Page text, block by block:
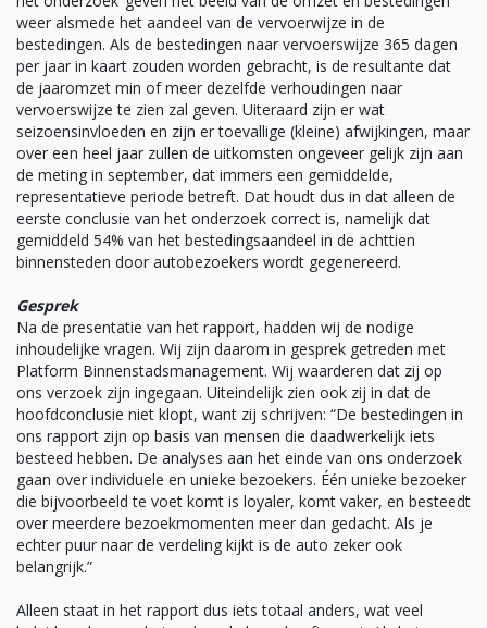
weer alsmede het aandeel van de vervoerwijze in de
bestedingen. Als de bestedingen naar vervoerswijze 365 dagen
per jaar in kaart zouden worden gebracht, is de resultante dat
de jaaromzet min of meer dezelfde verhoudingen naar
vervoerswijze te zien zal geven. Uiteraard zijn er wat
seizoensinvloeden en zijn er toevallige (kleine) afwijkingen, maar
over een heel jaar zullen de uitkomsten ongeveer gelijk zijn aan
de meting in september, dat immers een gemiddelde,
representatieve periode betreft. Dat houdt dus in dat alleen de
eerste conclusie van het onderzoek correct is, namelijk dat
gemiddeld 54% van het bestedingsaandeel in de achttien
binnensteden door autobezoekers wordt gegenereerd.
Gesprek
Na de presentatie van het rapport, hadden wij de nodige
inhoudelijke vragen. Wij zijn daarom in gesprek getreden met
Platform Binnenstadsmanagement. Wij waarderen dat zij op
ons verzoek zijn ingegaan. Uiteindelijk zien ook zij in dat de
hoofdconclusie niet klopt, want zij schrijven: “De bestedingen in
ons rapport zijn op basis van mensen die daadwerkelijk iets
besteed hebben. De analyses aan het einde van ons onderzoek
gaan over individuele en unieke bezoekers. Één unieke bezoeker
die bijvoorbeeld te voet komt is loyaler, komt vaker, en besteedt
over meerdere bezoekmomenten meer dan gedacht. Als je
echter puur naar de verdeling kijkt is de auto zeker ook
belangrijk.”
Alleen staat in het rapport dus iets totaal anders, wat veel